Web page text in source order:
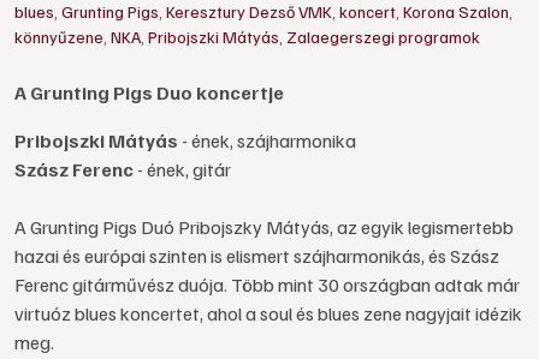
blues Grunting Pigs Keresztury Dezső VMK koncert Korona Szalon
könnyűzene NKA Pribojszki Mátyás Zalaegerszegi programok
A Grunting Pigs Duo koncertje
Pribojszki Mátyás - ének, szájharmonika
Szász Ferenc - ének, gitár
A Grunting Pigs Duó Pribojszky Mátyás, az egyik legismertebb
hazai és európai szinten is elismert szájharmonikás, és Szász
Ferenc gitárművész duója. Több mint 30 országban adtak már
virtuóz blues koncertet, ahol a soul és blues zene nagyjait idézik
meg.